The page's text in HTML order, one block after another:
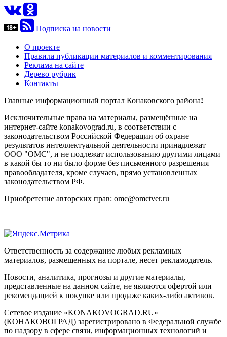
Подписка на новости
О проекте
Правила публикации материалов и комментирования
Реклама на сайте
Дерево рубрик
Контакты
Главные информационный портал Конаковского района!
Исключительные права на материалы, размещённые на
интернет-сайте konakovograd.ru, в соответствии с
законодательством Российской Федерации об охране
результатов интеллектуальной деятельности принадлежат
ООО "ОМС", и не подлежат использованию другими лицами
в какой бы то ни было форме без письменного разрешения
правообладателя, кроме случаев, прямо установленных
законодательством РФ.
Приобретение авторских прав: omc@omctver.ru
Ответственность за содержание любых рекламных
материалов, размещенных на портале, несет рекламодатель.
Новости, аналитика, прогнозы и другие материалы,
представленные на данном сайте, не являются офертой или
рекомендацией к покупке или продаже каких-либо активов.
Сетевое издание «KONAKOVOGRAD.RU»
(КОНАКОВОГРАД) зарегистрировано в Федеральной службе
по надзору в сфере связи, информационных технологий и